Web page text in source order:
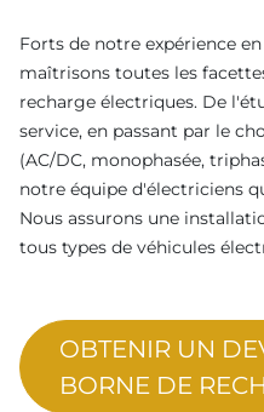
Forts de notre expérience
maîtrisons toutes les
recharge électriques. De
service, en passant par le
(AC/DC, monophasée,
notre équipe d'électriciens
Nous assurons une
tous types de véhicules
OBTENIR UN
BORNE DE